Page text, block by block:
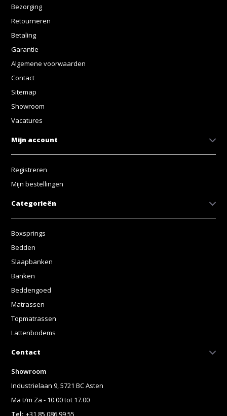
Bezorging
Retourneren
Betaling
Garantie
Algemene voorwaarden
Contact
Sitemap
Showroom
Vacatures
Mijn account
Registreren
Mijn bestellingen
Categorieën
Boxsprings
Bedden
Slaapbanken
Banken
Beddengoed
Matrassen
Topmatrassen
Lattenbodems
Contact
Showroom
Industrielaan 9, 5721 BC Asten
Ma t/m Za - 10.00 tot 17.00
Tel: +31 85 086 99 55